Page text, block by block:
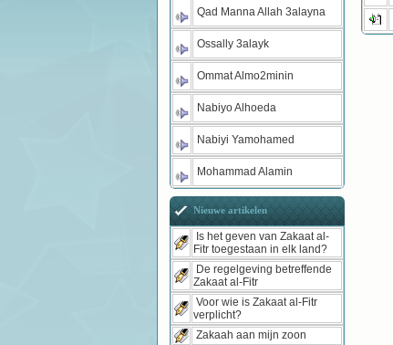
Qad Manna Allah 3alayna
Ossally 3alayk
Ommat Almo2minin
Nabiyo Alhoeda
Nabiyi Yamohamed
Mohammad Alamin
Nieuwe artikelen
Is het geven van Zakaat al-
Fitr toegestaan in elk land?
De regelgeving betreffende
Zakaat al-Fitr
Voor wie is Zakaat al-Fitr
verplicht?
Zakaah aan mijn zoon